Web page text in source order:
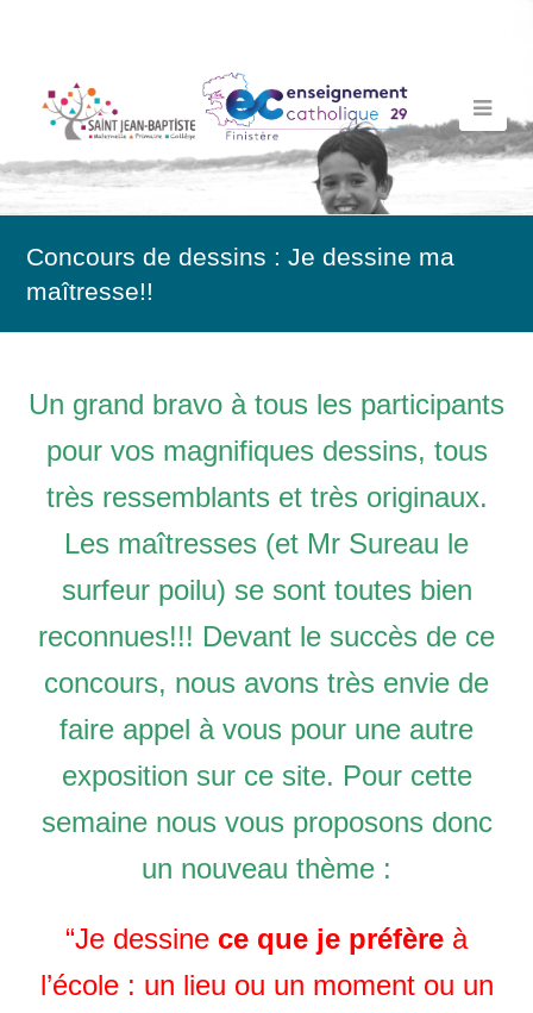
Concours de dessins : Je dessine ma
maîtresse!!
Un grand bravo à tous les participants
pour vos magnifiques dessins, tous
très ressemblants et très originaux.
Les maîtresses (et Mr Sureau le
surfeur poilu) se sont toutes bien
reconnues!!! Devant le succès de ce
concours, nous avons très envie de
faire appel à vous pour une autre
exposition sur ce site. Pour cette
semaine nous vous proposons donc
un nouveau thème :
“Je dessine ce que je préfère à
l’école : un lieu ou un moment ou un